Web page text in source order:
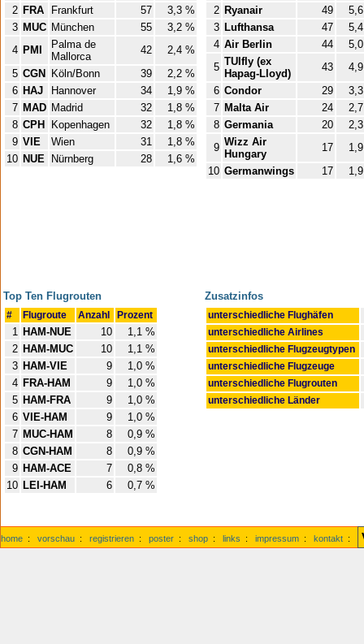
2 FRA Frankfurt 57
3,3 %
3 MUC München 55
3,2 %
4 PMI
Palma de
Mallorca
42
2,4 %
5 CGN Köln/Bonn 39
2,2 %
6 HAJ Hannover 34
1,9 %
7 MAD Madrid 32
1,8 %
8 CPH Kopenhagen 32
1,8 %
9 VIE Wien 31
1,8 %
10 NUE Nürnberg 28 1,6 %
2 Ryanair 49
3 Lufthansa 47
4 Air Berlin 44
5 TUIfly (ex
Hapag-Lloyd)
43
6 Condor 29
7 Malta Air 24
8 Germania 20
9 Wizz Air
Hungary
17
10 Germanwings 17
Top Ten Flugrouten
# Flugroute Anzahl Prozent
1 HAM-NUE 10
1,1 %
2 HAM-MUC 10
1,1 %
3 HAM-VIE 9
1,0 %
4 FRA-HAM 9
1,0 %
5 HAM-FRA 9
1,0 %
6 VIE-HAM 9
1,0 %
7 MUC-HAM 8
0,9 %
8 CGN-HAM 8
0,9 %
9 HAM-ACE 7
0,8 %
10 LEI-HAM 6 0,7 %
Zusatzinfos
unterschiedliche Flughäfen
unterschiedliche Airlines
unterschiedliche Flugzeugtypen
unterschiedliche Flugzeuge
unterschiedliche Flugrouten
unterschiedliche Länder
home : vorschau : registrieren : poster : shop : links : impressum : kontakt :